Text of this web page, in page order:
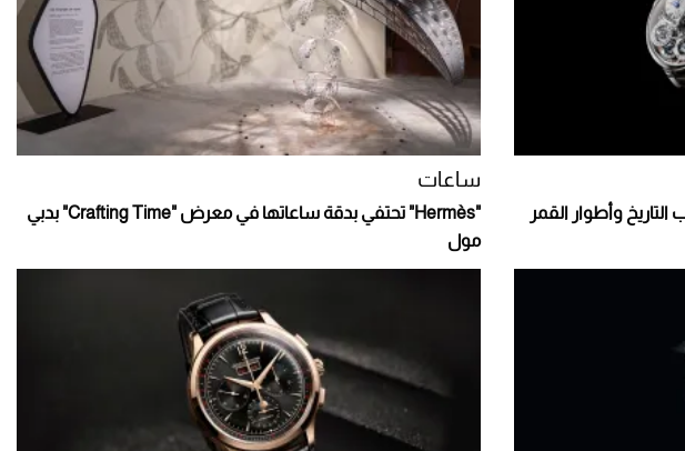
ساعات
"Hermès" تحتفي بدقة ساعاتها في معرض "Crafting Time" بدبي
مول